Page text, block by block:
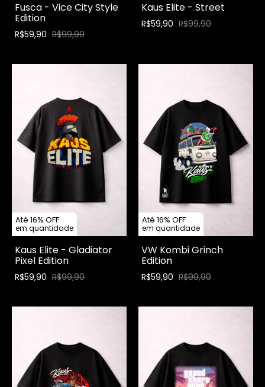
Fusca - Vice City Style
Edition
R$59,90 R$99,90
Kaus Elite - Street
R$59,90 R$99,90
Até 16% OFF
em quantidade
Kaus Elite - Gladiator
Pixel Edition
R$59,90 R$99,90
Até 16% OFF
em quantidade
VW Kombi Grinch
Edition
R$59,90 R$99,90